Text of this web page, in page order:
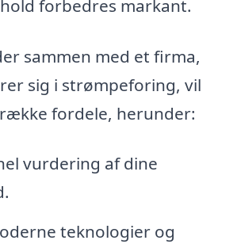
forbedres markant.
sammen med et firma,
sig i strømpeforing, vil
fordele, herunder:
vurdering af dine
teknologier og